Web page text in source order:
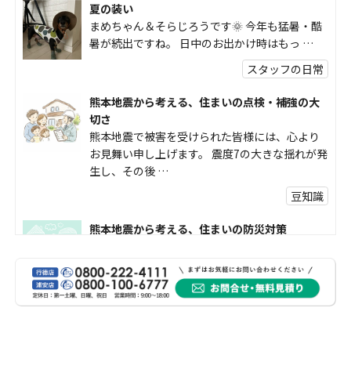
夏の装い
まめちゃん＆そらじろうです🌞 今年も猛暑・酷
暑が続出ですね。 日中のお出かけ時はもっ …
スタッフの日常
熊本地震から考える、住まいの点検・補強の大
切さ
熊本地震で被害を受けられた皆様には、心より
お見舞い申し上げます。 震度7の大きな揺れが発
生し、その後 …
豆知識
熊本地震から考える、住まいの防災対策
受けられた皆様に、心よりお見舞い申し上げま
す。 今回の地震 …
社長コラム